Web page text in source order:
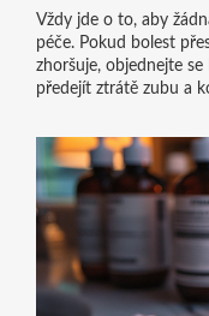
Vždy jde o to, aby
péče. Pokud bolest
zhoršuje, objednejte se
předejít ztrátě zubu a